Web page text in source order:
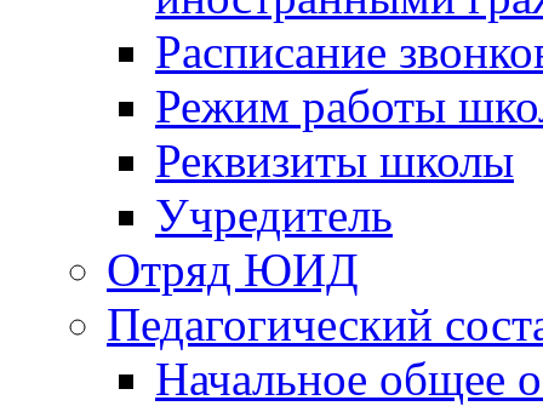
Расписание
Режим работы
Реквизиты школы
Учредитель
Отряд ЮИД
Педагогический
Начальное общее